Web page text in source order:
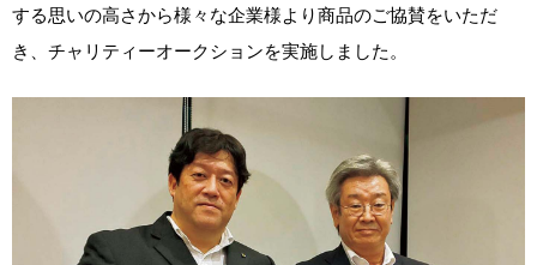
する思いの高さから様々な企業様より商品のご協賛をいただ
き、チャリティーオークションを実施しました。